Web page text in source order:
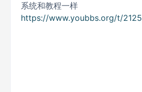
系统和教程一样
https://www.youbbs.org/t/2125